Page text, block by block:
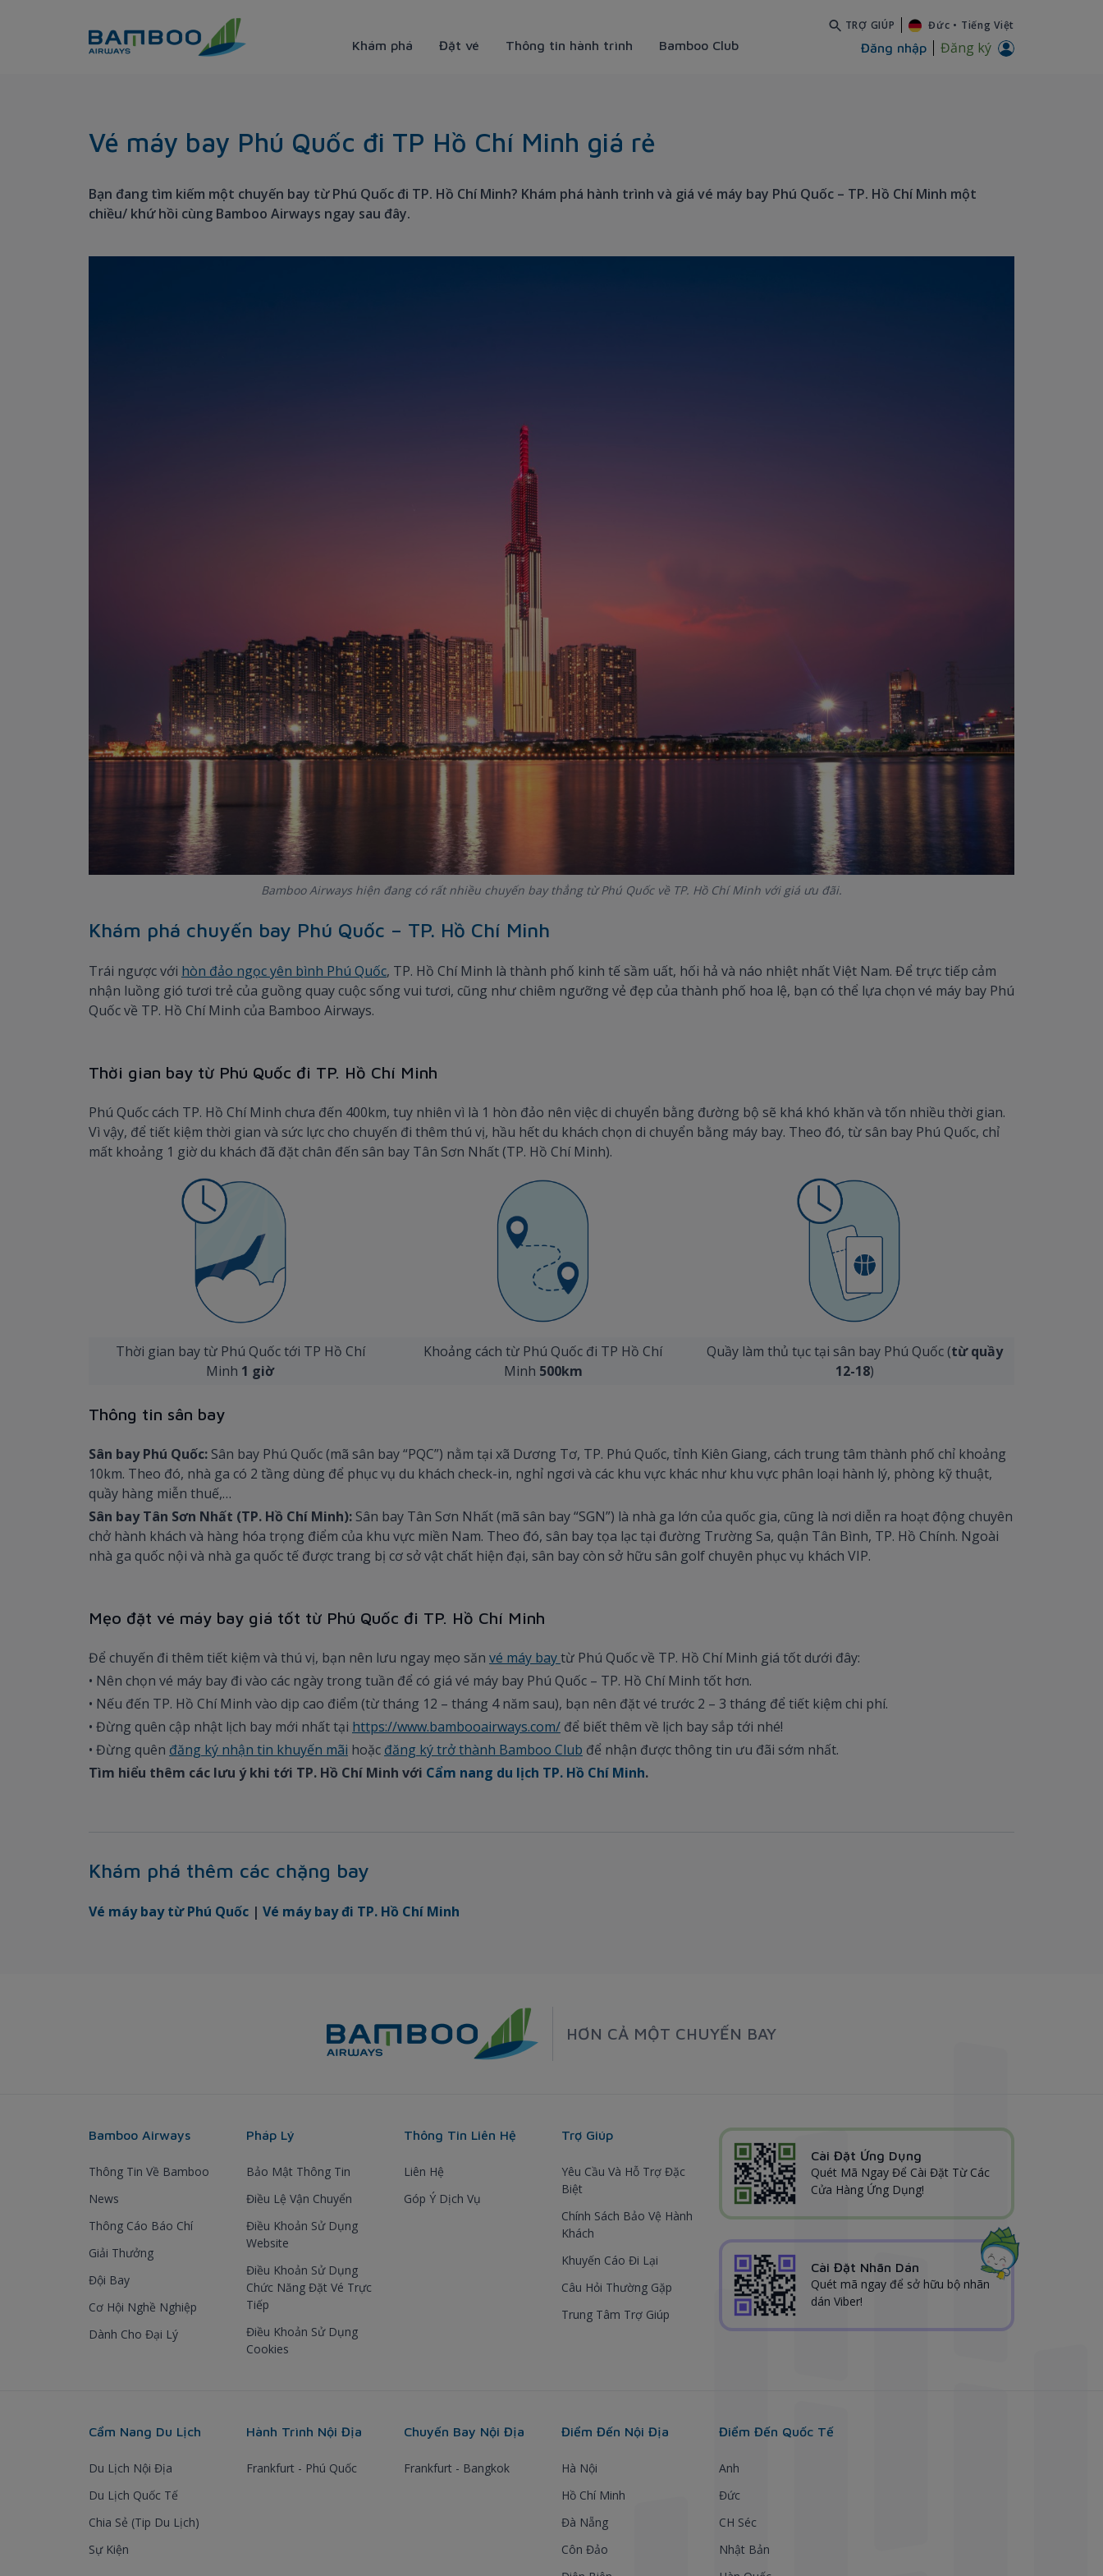
Khám phá Đặt vé Thông tin hành trình Bamboo Club
TRỢ GIÚP Đức • Tiếng Việt
Đăng nhập Đăng ký
Vé máy bay Phú Quốc đi TP Hồ Chí Minh giá rẻ
Bạn đang tìm kiếm một chuyến bay từ Phú Quốc đi TP. Hồ Chí Minh? Khám phá hành trình và giá vé máy bay Phú Quốc – TP. Hồ Chí Minh một
chiều/ khứ hồi cùng Bamboo Airways ngay sau đây.
Bamboo Airways hiện đang có rất nhiều chuyến bay thẳng từ Phú Quốc về TP. Hồ Chí Minh với giá ưu đãi.
Khám phá chuyến bay Phú Quốc – TP. Hồ Chí Minh
Trái ngược với hòn đảo ngọc yên bình Phú Quốc, TP. Hồ Chí Minh là thành phố kinh tế sầm uất, hối hả và náo nhiệt nhất Việt Nam. Để trực tiếp cảm
nhận luồng gió tươi trẻ của guồng quay cuộc sống vui tươi, cũng như chiêm ngưỡng vẻ đẹp của thành phố hoa lệ, bạn có thể lựa chọn vé máy bay Phú
Quốc về TP. Hồ Chí Minh của Bamboo Airways.
Thời gian bay từ Phú Quốc đi TP. Hồ Chí Minh
Phú Quốc cách TP. Hồ Chí Minh chưa đến 400km, tuy nhiên vì là 1 hòn đảo nên việc di chuyển bằng đường bộ sẽ khá khó khăn và tốn nhiều thời gian.
Vì vậy, để tiết kiệm thời gian và sức lực cho chuyến đi thêm thú vị, hầu hết du khách chọn di chuyển bằng máy bay. Theo đó, từ sân bay Phú Quốc, chỉ
mất khoảng 1 giờ du khách đã đặt chân đến sân bay Tân Sơn Nhất (TP. Hồ Chí Minh).
Thời gian bay từ Phú Quốc tới TP Hồ Chí
Minh 1 giờ
Khoảng cách từ Phú Quốc đi TP Hồ Chí
Minh 500km
Quầy làm thủ tục tại sân bay Phú Quốc (từ quầy
12-18)
Thông tin sân bay
Sân bay Phú Quốc: Sân bay Phú Quốc (mã sân bay “PQC”) nằm tại xã Dương Tơ, TP. Phú Quốc, tỉnh Kiên Giang, cách trung tâm thành phố chỉ khoảng
10km. Theo đó, nhà ga có 2 tầng dùng để phục vụ du khách check-in, nghỉ ngơi và các khu vực khác như khu vực phân loại hành lý, phòng kỹ thuật,
quầy hàng miễn thuế,…
Sân bay Tân Sơn Nhất (TP. Hồ Chí Minh): Sân bay Tân Sơn Nhất (mã sân bay “SGN”) là nhà ga lớn của quốc gia, cũng là nơi diễn ra hoạt động chuyên
chở hành khách và hàng hóa trọng điểm của khu vực miền Nam. Theo đó, sân bay tọa lạc tại đường Trường Sa, quận Tân Bình, TP. Hồ Chính. Ngoài
nhà ga quốc nội và nhà ga quốc tế được trang bị cơ sở vật chất hiện đại, sân bay còn sở hữu sân golf chuyên phục vụ khách VIP.
Mẹo đặt vé máy bay giá tốt từ Phú Quốc đi TP. Hồ Chí Minh
Để chuyến đi thêm tiết kiệm và thú vị, bạn nên lưu ngay mẹo săn vé máy baytừ Phú Quốc về TP. Hồ Chí Minh giá tốt dưới đây:
• Nên chọn vé máy bay đi vào các ngày trong tuần để có giá vé máy bay Phú Quốc – TP. Hồ Chí Minh tốt hơn.
• Nếu đến TP. Hồ Chí Minh vào dịp cao điểm (từ tháng 12 – tháng 4 năm sau), bạn nên đặt vé trước 2 – 3 tháng để tiết kiệm chi phí.
• Đừng quên cập nhật lịch bay mới nhất tại https://www.bambooairways.com/ để biết thêm về lịch bay sắp tới nhé!
• Đừng quên đăng ký nhận tin khuyến mãi hoặc đăng ký trở thành Bamboo Club để nhận được thông tin ưu đãi sớm nhất.
Tìm hiểu thêm các lưu ý khi tới TP. Hồ Chí Minh với Cẩm nang du lịch TP. Hồ Chí Minh.
Khám phá thêm các chặng bay
Vé máy bay từ Phú Quốc | Vé máy bay đi TP. Hồ Chí Minh
HƠN CẢ MỘT CHUYẾN BAY
Bamboo Airways
Thông Tin Về Bamboo
News
Thông Cáo Báo Chí
Giải Thưởng
Đội Bay
Cơ Hội Nghề Nghiệp
Dành Cho Đại Lý
Pháp Lý
Bảo Mật Thông Tin
Điều Lệ Vận Chuyển
Điều Khoản Sử Dụng
Website
Điều Khoản Sử Dụng
Chức Năng Đặt Vé Trực
Tiếp
Điều Khoản Sử Dụng
Cookies
Thông Tin Liên Hệ
Liên Hệ
Góp Ý Dịch Vụ
Trợ Giúp
Yêu Cầu Và Hỗ Trợ Đặc
Biệt
Chính Sách Bảo Vệ Hành
Khách
Khuyến Cáo Đi Lại
Câu Hỏi Thường Gặp
Trung Tâm Trợ Giúp
Cài Đặt Ứng Dụng
Quét Mã Ngay Để Cài Đặt Từ Các
Cửa Hàng Ứng Dụng!
Cài Đặt Nhãn Dán
Quét mã ngay để sở hữu bộ nhãn
dán Viber!
Cẩm Nang Du Lịch
Du Lịch Nội Địa
Du Lịch Quốc Tế
Chia Sẻ (Tip Du Lịch)
Sự Kiện
Hành Trình Nội Địa
Frankfurt - Phú Quốc
Chuyến Bay Nội Địa
Frankfurt - Bangkok
Điểm Đến Nội Địa
Hà Nội
Hồ Chí Minh
Đà Nẵng
Côn Đảo
Điểm Đến Quốc Tế
Anh
Đức
CH Séc
Nhật Bản